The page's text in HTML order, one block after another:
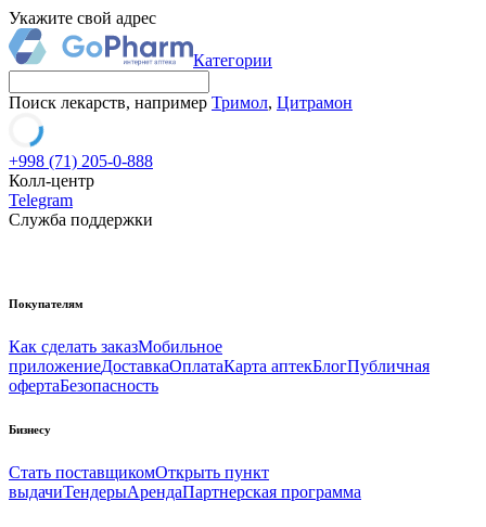
Укажите свой адрес
Категории
Поиск лекарств, например Тримол, Цитрамон
+998 (71) 205-0-888
Колл-центр
Telegram
Служба поддержки
Покупателям
Как сделать заказМобильное
приложениеДоставкаОплатаКарта аптекБлогПубличная
офертаБезопасность
Бизнесу
Стать поставщикомОткрыть пункт
выдачиТендерыАрендаПартнерская программа